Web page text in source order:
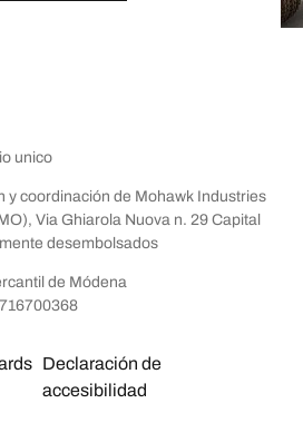
unico
y coordinación de Mohawk Industries
Via Ghiarola Nuova n. 29 Capital
desembolsados
de Módena
Declaración de
accesibilidad